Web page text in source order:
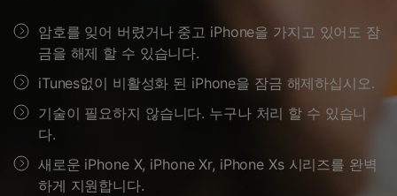
뉴스룸
플랜 및 가격
도움말 센터
폴 툴킷 보기 >
모바일
더 보기
탐색 및 발견
닥터폰 하이라이트 살펴보기
고객 지원 센터
다운로드 센터
공식 설치 파일 및 최신 버전 업데이트를 제공
합니다.
🔓️온라인 잠금 해제
iOS26 다운그레이드
암호를 잊어 버렸거나 중고 iPhone을 가지고 있어도 잠
금을 해제 할 수 있습니다.
iTunes없이 비활성화 된 iPhone을 잠금 해제하십시오.
기술이 필요하지 않습니다. 누구나 처리 할 수 있습니
다.
새로운 iPhone X, iPhone Xr, iPhone Xs 시리즈를 완벽
하게 지원합니다.